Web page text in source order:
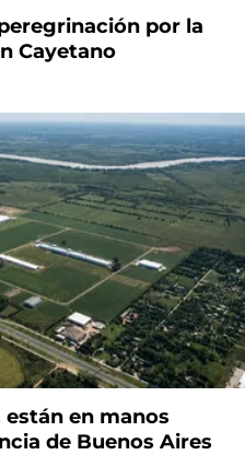
por la
Cayetano
en manos
de Buenos Aires